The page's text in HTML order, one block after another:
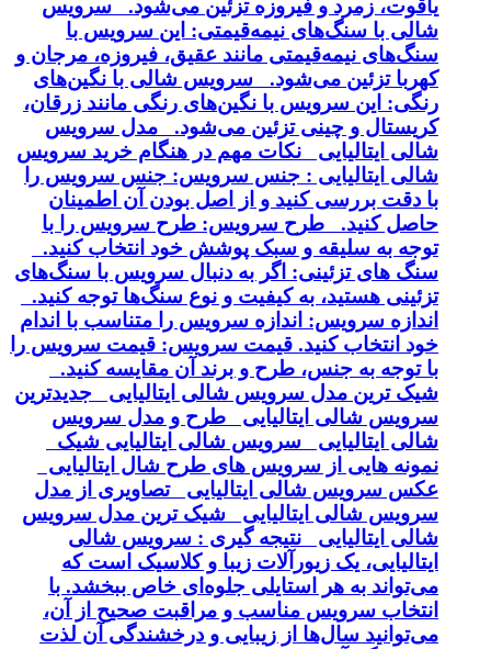
یاقوت، زمرد و فیروزه تزئین می‌شود. سرویس
شالی با سنگ‌های نیمه‌قیمتی: این سرویس با
سنگ‌های نیمه‌قیمتی مانند عقیق، فیروزه، مرجان و
کهربا تزئین می‌شود. سرویس شالی با نگین‌های
رنگی: این سرویس با نگین‌های رنگی مانند زرقان،
کریستال و چینی تزئین می‌شود. مدل سرویس
شالی ایتالیایی نکات مهم در هنگام خرید سرویس
شالی ایتالیایی : جنس سرویس: جنس سرویس را
با دقت بررسی کنید و از اصل بودن آن اطمینان
حاصل کنید. طرح سرویس: طرح سرویس را با
توجه به سلیقه و سبک پوشش خود انتخاب کنید.
سنگ های تزئینی: اگر به دنبال سرویس با سنگ‌های
تزئینی هستید، به کیفیت و نوع سنگ‌ها توجه کنید.
اندازه سرویس: اندازه سرویس را متناسب با اندام
خود انتخاب کنید. قیمت سرویس: قیمت سرویس را
با توجه به جنس، طرح و برند آن مقایسه کنید.
شیک ترین مدل سرویس شالی ایتالیایی جدیدترین
سرویس شالی ایتالیایی طرح و مدل سرویس
شالی ایتالیایی سرویس شالی ایتالیایی شیک
نمونه هایی از سرویس های طرح شال ایتالیایی
عکس سرویس شالی ایتالیایی تصاویری از مدل
سرویس شالی ایتالیایی شیک ترین مدل سرویس
شالی ایتالیایی نتیجه گیری : سرویس شالی
ایتالیایی، یک زیورآلات زیبا و کلاسیک است که
می‌تواند به هر استایلی جلوه‌ای خاص ببخشد. با
انتخاب سرویس مناسب و مراقبت صحیح از آن،
می‌توانید سال‌ها از زیبایی و درخشندگی آن لذت